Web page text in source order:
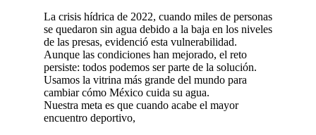
La crisis hídrica de 2022, cuando miles de personas
se quedaron sin agua debido a la baja en los niveles
de las presas, evidenció esta vulnerabilidad.
Aunque las condiciones han mejorado, el reto
persiste: todos podemos ser parte de la solución.
Usamos la vitrina más grande del mundo para
cambiar cómo México cuida su agua.
Nuestra meta es que cuando acabe el mayor
encuentro deportivo,